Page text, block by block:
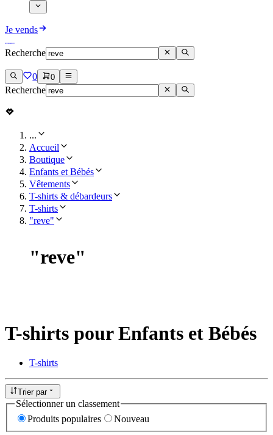
Je vends
Recherche
0 0
Recherche
...
Accueil
Boutique
Enfants et Bébés
Vêtements
T-shirts & débardeurs
T-shirts
"reve"
"reve"
T-shirts pour Enfants et Bébés
T-shirts
Trier par
Sélectionner un classement
Produits populaires
Nouveau